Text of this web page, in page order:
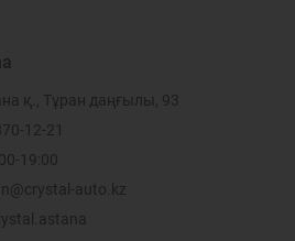
қ., Тұран даңғылы, 93
12-21
19:00
auto.kz